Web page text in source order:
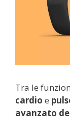
Tra le
cardio e
avanzato